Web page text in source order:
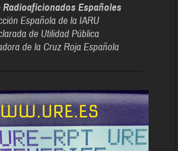
Radioaficionados Españoles
Española de la IARU
de Utilidad Pública
de la Cruz Roja Española